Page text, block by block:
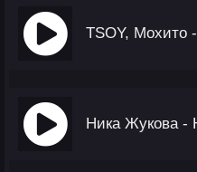
TSOY, Мохито